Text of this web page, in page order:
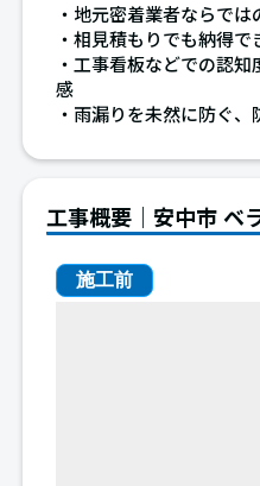
・地元密着業者ならでは
・相見積もりでも納得で
・工事看板などでの認
感
・雨漏りを未然に防ぐ
工事概要｜安中市 ベ
施工前